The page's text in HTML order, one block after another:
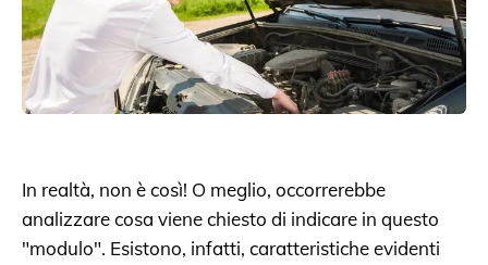
In realtà, non è così! O meglio, occorrerebbe
analizzare cosa viene chiesto di indicare in questo
"modulo". Esistono, infatti, caratteristiche evidenti